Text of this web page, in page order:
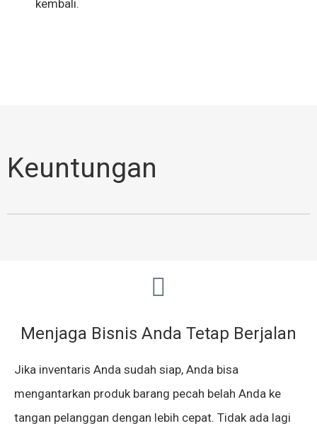
kembali.
Keuntungan
Menjaga Bisnis Anda Tetap Berjalan
Jika inventaris Anda sudah siap, Anda bisa
mengantarkan produk barang pecah belah Anda ke
tangan pelanggan dengan lebih cepat. Tidak ada lagi